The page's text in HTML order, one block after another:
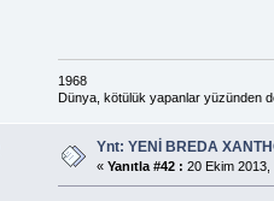
1968
Dünya, kötülük yapanlar yüzünden
Ynt: YENİ BREDA
« Yanıtla #42 : 20 Ekim 2013,